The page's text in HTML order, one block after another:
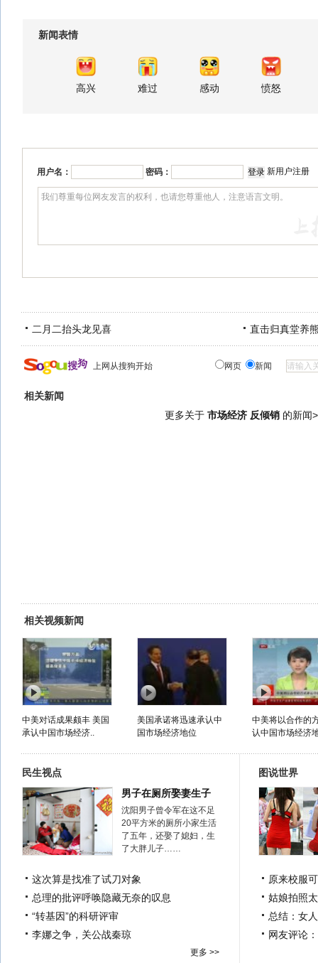
新闻表情
高兴 难过 感动 愤怒
用户名： 密码： 新用户注册
二月二抬头龙见喜 直击归真堂养
上网从搜狗开始 网页 新闻
相关新闻
更多关于 市场经济 反倾销的新闻
相关视频新闻
中美对话成果颇丰 美国
承认中国市场经济..
美国承诺将迅速承认中
国市场经济地位
中美将以合作的
认中国市场经济
民生视点
男子在厕所娶妻生子
沈阳男子曾令军在这不足
20平方米的厕所小家生活
了五年，还娶了媳妇，生
了大胖儿子……
这次算是找准了试刀对象
总理的批评呼唤隐藏无奈的叹息
“转基因”的科研评审
李娜之争，关公战秦琼
更多 >>
图说世界
原来校服
姑娘拍照
总结：女
网友评论